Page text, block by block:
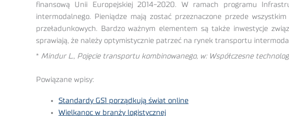
finansową Unii Europejskiej 2014-2020. W ramach programu
intermodalnego. Pieniądze mają zostać przeznaczone przede
przeładunkowych. Bardzo ważnym elementem są także inwestycje
sprawiają, że należy optymistycznie patrzeć na rynek transportu
* Mindur L., Pojęcie transportu kombinowanego, w: Współczesne
Powiązane wpisy:
Standardy GS1 porządkują świat online
Wielkanoc w branży logistycznej